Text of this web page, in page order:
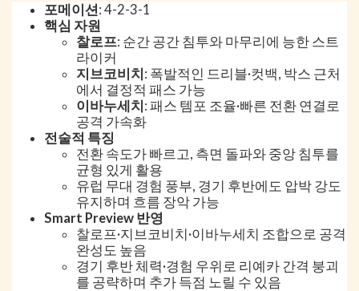
포메이션: 4-2-3-1
핵심 자원
찰로프: 순간 공간 침투와 마무리에 능한 스트
라이커
지브코비치: 폭발적인 드리블·컷백, 박스 근처
에서 결정적 패스 가능
이바누세치: 패스 템포 조율·빠른 전환 연결로
공격 가속화
전술적 특징
전환 속도가 빠르고, 측면 돌파와 중앙 침투를
균형 있게 활용
유럽 무대 경험 풍부, 경기 후반에도 압박 강도
유지하며 흐름 장악 가능
Smart Preview 반영
찰로프·지브코비치·이바누세치 조합으로 공격
완성도 높음
경기 후반 체력·경험 우위로 리예카 간격 붕괴
를 공략하며 추가 득점 노릴 수 있음